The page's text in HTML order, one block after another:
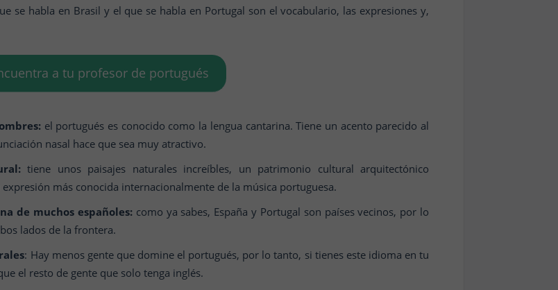
se habla en Brasil y el que se habla en Portugal son el vocabulario, las expresiones y,
a tu profesor de portugués
el portugués es conocido como la lengua cantarina. Tiene un acento parecido al
nasal hace que sea muy atractivo.
tiene unos paisajes naturales increíbles, un patrimonio cultural arquitectónico
más conocida internacionalmente de la música portuguesa.
de muchos españoles:como ya sabes, España y Portugal son países vecinos, por lo
lados de la frontera.
: Hay menos gente que domine el portugués, por lo tanto, si tienes este idioma en tu
el resto de gente que solo tenga inglés.